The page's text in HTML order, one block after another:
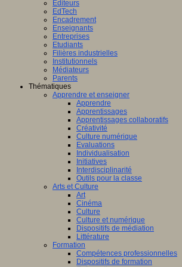
Editeurs
EdTech
Encadrement
Enseignants
Entreprises
Etudiants
Filières industrielles
Institutionnels
Médiateurs
Parents
Thématiques
Apprendre et enseigner
Apprendre
Apprentissages
Apprentissages collaboratifs
Créativité
Culture numérique
Evaluations
Individualisation
Initiatives
Interdisciplinarité
Outils pour la classe
Arts et Culture
Art
Cinéma
Culture
Culture et numérique
Dispositifs de médiation
Littérature
Formation
Compétences professionnelles
Dispositifs de formation